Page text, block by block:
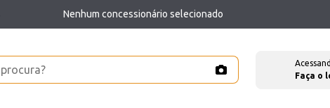
Nenhum concessionário selecionado
Faça o